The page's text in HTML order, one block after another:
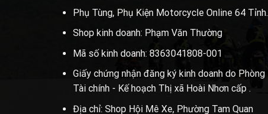
Phụ Tùng, Phụ Kiện Motorcycle Online 64 Tỉnh.
Shop kinh doanh: Phạm Văn Thường
Mã số kinh doanh: 8363041808-001
Giấy chứng nhận đăng ký kinh doanh do Phòng
Tài chính - Kế hoạch Thị xã Hoài Nhơn cấp .
Địa chỉ: Shop Hội Mê Xe, Phường Tam Quan